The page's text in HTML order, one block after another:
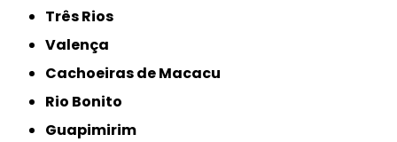
Três Rios
Valença
Cachoeiras de Macacu
Rio Bonito
Guapimirim